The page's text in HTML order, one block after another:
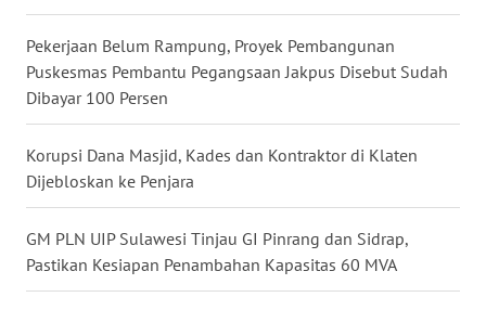
Pekerjaan Belum Rampung, Proyek Pembangunan
Puskesmas Pembantu Pegangsaan Jakpus Disebut Sudah
Dibayar 100 Persen
Korupsi Dana Masjid, Kades dan Kontraktor di Klaten
Dijebloskan ke Penjara
GM PLN UIP Sulawesi Tinjau GI Pinrang dan Sidrap,
Pastikan Kesiapan Penambahan Kapasitas 60 MVA
WN
SULUT
WN